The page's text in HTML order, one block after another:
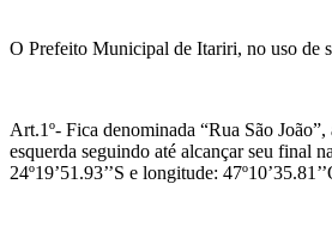
O Prefeito Municipal de Itariri, no uso de
Art.1º- Fica denominada “Rua São
esquerda seguindo até alcançar seu final
24º19’51.93’’S e longitude: